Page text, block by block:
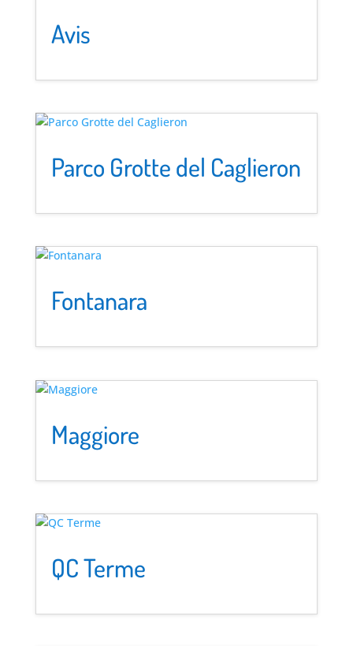
Avis
Parco Grotte del Caglieron
Fontanara
Maggiore
QC Terme